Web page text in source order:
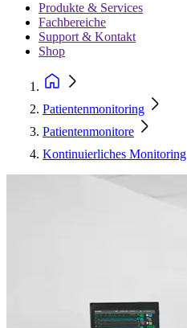
Produkte & Services
Fachbereiche
Support & Kontakt
Shop
Patientenmonitoring
Patientenmonitore
Kontinuierliches Monitoring